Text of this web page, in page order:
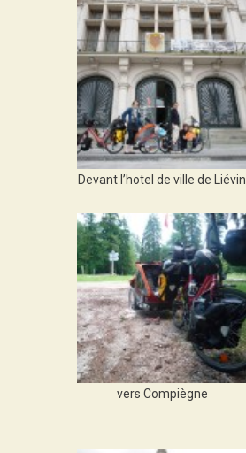
Devant l’hotel de ville de Liévin
vers Compiègne